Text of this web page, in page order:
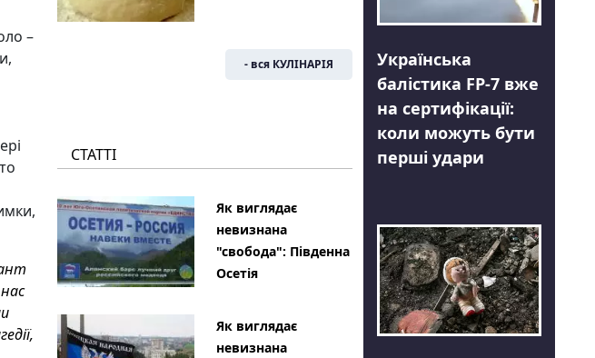
–
- вся КУЛІНАРІЯ
СТАТТІ
Як виглядає
невизнана
"свобода": Південна
Осетія
Як виглядає
невизнана
Українська
балістика FP-7 вже
на сертифікації:
коли можуть бути
перші удари